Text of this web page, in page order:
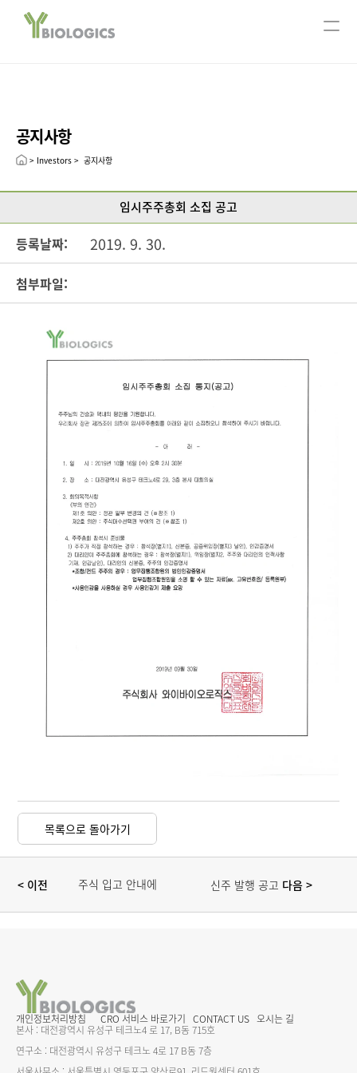
CEO message
Leadership
Technology
Pipeline
Open Innovation
INVESTORS
공시정보
보도자료
공지사항
> Investors >  공지사항
임시주주총회 소집 공고
2019. 9. 30.
등록날짜:
첨부파일:
목록으로 돌아가기
< 이전
주식 입고 안내에
신주 발행 공고 다음 >
개인정보처리방침 CRO 서비스 바로가기 CONTACT US 오시는 길
본사 : 대전광역시 유성구 테크노4 로 17, B동 715호
연구소 : 대전광역시 유성구 테크노 4로 17 B동 7층